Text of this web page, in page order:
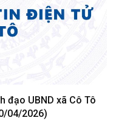
đạo UBND xã Cô Tô
04/2026)